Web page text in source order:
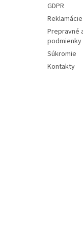
GDPR
Prepravné
podmienky
Súkromie
Kontakty